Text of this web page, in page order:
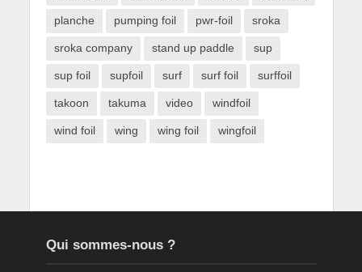
planche pumping foil pwr-foil sroka
sroka company stand up paddle sup
sup foil supfoil surf surf foil surffoil
takoon takuma video windfoil
wind foil wing wing foil wingfoil
Qui sommes-nous ?